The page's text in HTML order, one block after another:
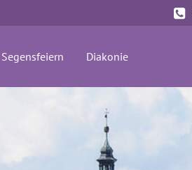
Segensfeiern Diakonie